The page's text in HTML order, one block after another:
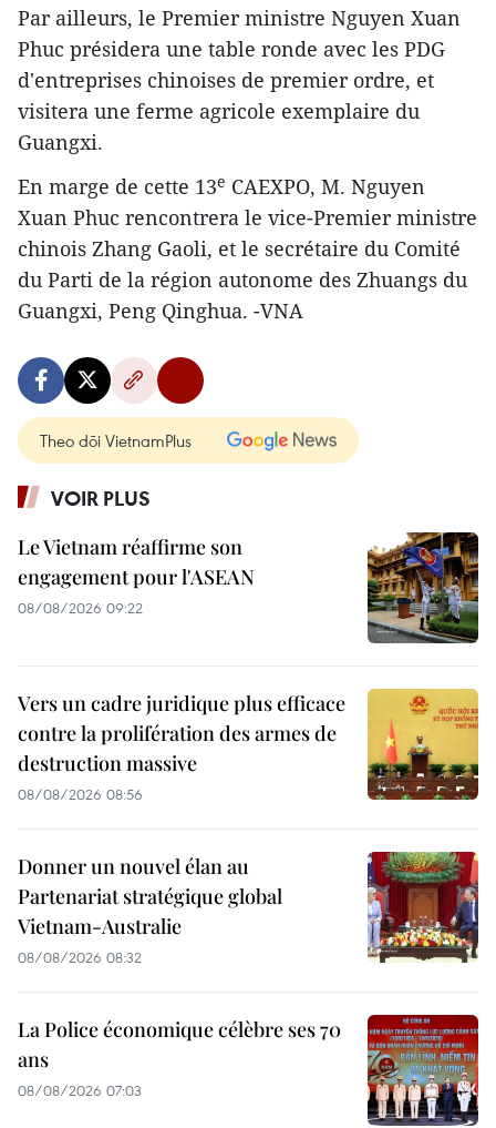
Par ailleurs, le Premier ministre Nguyen Xuan
Phuc présidera une table ronde avec les PDG
d'entreprises chinoises de premier ordre, et
visitera une ferme agricole exemplaire du
Guangxi.
En marge de cette 13e CAEXPO, M. Nguyen
Xuan Phuc rencontrera le vice-Premier ministre
chinois Zhang Gaoli, et le secrétaire du Comité
du Parti de la région autonome des Zhuangs du
Guangxi, Peng Qinghua. -VNA
Theo dõi VietnamPlus
VOIR PLUS
Le Vietnam réaffirme son
engagement pour l'ASEAN
08/08/2026 09:22
Vers un cadre juridique plus efficace
contre la prolifération des armes de
destruction massive
08/08/2026 08:56
Donner un nouvel élan au
Partenariat stratégique global
Vietnam-Australie
08/08/2026 08:32
La Police économique célèbre ses 70
ans
08/08/2026 07:03